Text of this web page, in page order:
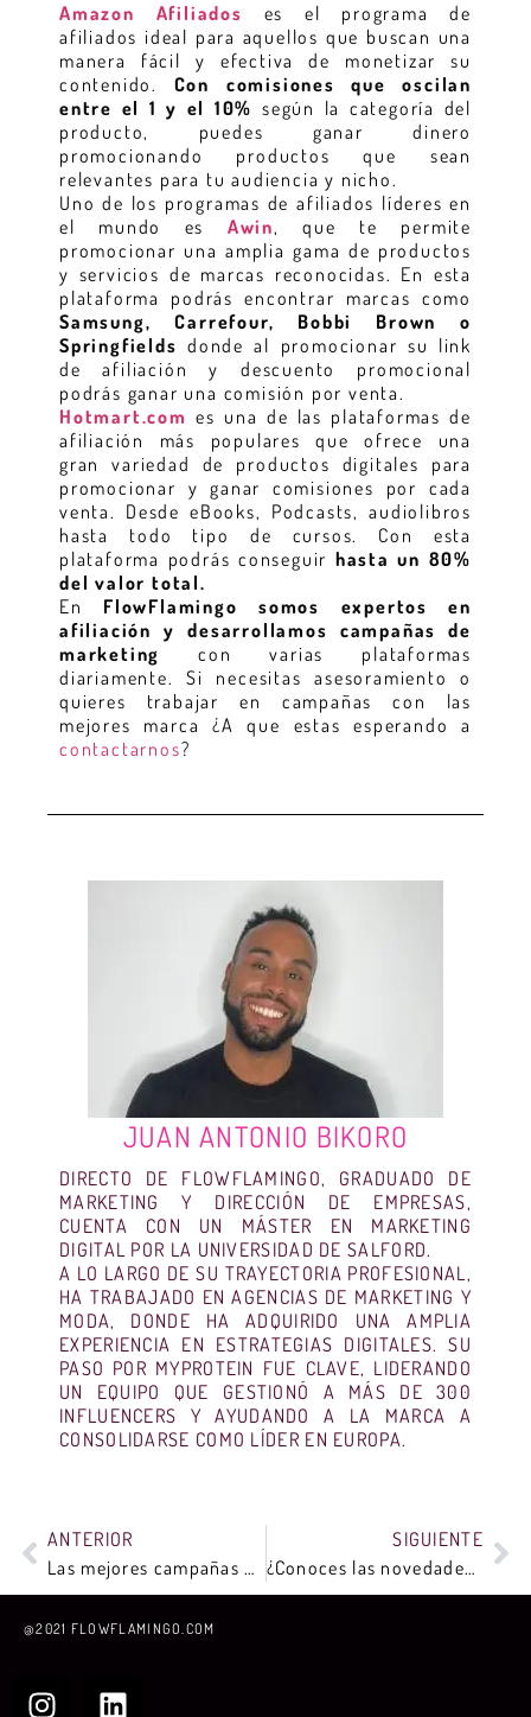
Amazon Afiliados es el programa de
afiliados ideal para aquellos que buscan una
manera fácil y efectiva de monetizar su
contenido. Con comisiones que oscilan
entre el 1 y el 10% según la categoría del
producto, puedes ganar dinero
promocionando productos que sean
relevantes para tu audiencia y nicho.
Uno de los programas de afiliados líderes en
el mundo es Awin, que te permite
promocionar una amplia gama de productos
y servicios de marcas reconocidas. En esta
plataforma podrás encontrar marcas como
Samsung, Carrefour, Bobbi Brown o
Springfieldsdonde al promocionar su link
de afiliación y descuento promocional
podrás ganar una comisión por venta.
Hotmart.comes una de las plataformas de
afiliación más populares que ofrece una
gran variedad de productos digitales para
promocionar y ganar comisiones por cada
venta. Desde eBooks, Podcasts, audiolibros
hasta todo tipo de cursos. Con esta
plataforma podrás conseguir hasta un 80%
del valor total.
En FlowFlamingo somos expertos en
afiliación y desarrollamos campañas de
marketing
con varias plataformas
diariamente. Si necesitas asesoramiento o
quieres trabajar en campañas con las
mejores marca ¿A que estas esperando a
contactarnos?
JUAN ANTONIO BIKORO
DIRECTO DE FLOWFLAMINGO, GRADUADO DE
MARKETING Y DIRECCIÓN DE EMPRESAS,
CUENTA CON UN MÁSTER EN MARKETING
DIGITAL POR LA UNIVERSIDAD DE SALFORD.
A LO LARGO DE SU TRAYECTORIA PROFESIONAL,
HA TRABAJADO EN AGENCIAS DE MARKETING Y
MODA, DONDE HA ADQUIRIDO UNA AMPLIA
EXPERIENCIA EN ESTRATEGIAS DIGITALES. SU
PASO POR MYPROTEIN FUE CLAVE, LIDERANDO
UN EQUIPO QUE GESTIONÓ A MÁS DE 300
INFLUENCERS Y AYUDANDO A LA MARCA A
CONSOLIDARSE COMO LÍDER EN EUROPA.
ANTERIOR
Las mejores campañas con Influencers en España
SIGUIENTE
¿Conoces las novedades de Instagram de este 2023?
@2021 FLOWFLAMINGO.COM